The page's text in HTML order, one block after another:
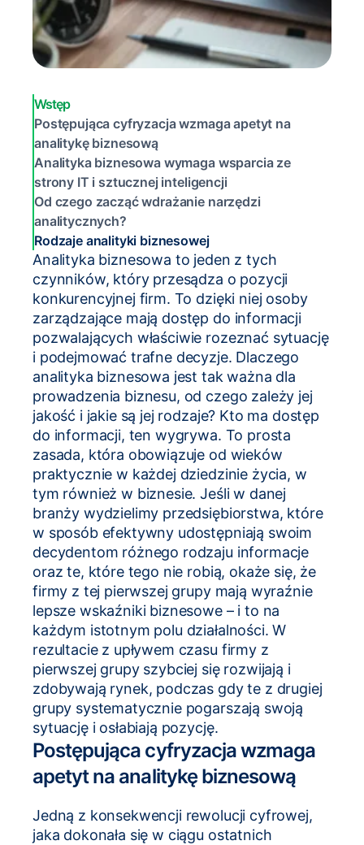
Wstęp
Postępująca cyfryzacja wzmaga apetyt na
analitykę biznesową
Analityka biznesowa wymaga wsparcia ze
strony IT i sztucznej inteligencji
Od czego zacząć wdrażanie narzędzi
analitycznych?
Rodzaje analityki biznesowej
Analityka biznesowa to jeden z tych
czynników, który przesądza o pozycji
konkurencyjnej firm. To dzięki niej osoby
zarządzające mają dostęp do informacji
pozwalających właściwie rozeznać sytuację
i podejmować trafne decyzje. Dlaczego
analityka biznesowa jest tak ważna dla
prowadzenia biznesu, od czego zależy jej
jakość i jakie są jej rodzaje? Kto ma dostęp
do informacji, ten wygrywa. To prosta
zasada, która obowiązuje od wieków
praktycznie w każdej dziedzinie życia, w
tym również w biznesie. Jeśli w danej
branży wydzielimy przedsiębiorstwa, które
w sposób efektywny udostępniają swoim
decydentom różnego rodzaju informacje
oraz te, które tego nie robią, okaże się, że
firmy z tej pierwszej grupy mają wyraźnie
lepsze wskaźniki biznesowe – i to na
każdym istotnym polu działalności. W
rezultacie z upływem czasu firmy z
pierwszej grupy szybciej się rozwijają i
zdobywają rynek, podczas gdy te z drugiej
grupy systematycznie pogarszają swoją
sytuację i osłabiają pozycję.
Postępująca cyfryzacja wzmaga
apetyt na analitykę biznesową
Jedną z konsekwencji rewolucji cyfrowej,
jaka dokonała się w ciągu ostatnich